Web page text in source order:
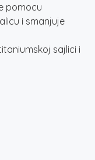
pomocu
i smanjuje
sajlici i